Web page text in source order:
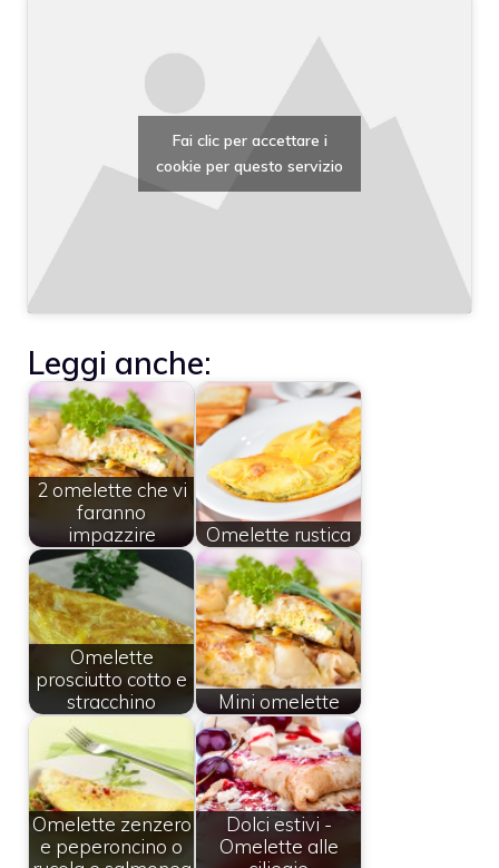
Fai clic per accettare i
cookie per questo servizio
Leggi anche:
2 omelette che vi
faranno
impazzire
Omelette rustica
Omelette
prosciutto cotto e
stracchino
Mini omelette
Omelette zenzero
e peperoncino o
Dolci estivi -
Omelette alle